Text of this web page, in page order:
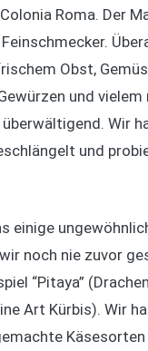
Roma. Der
Obst,
und vielem
Wir
und
einige
noch nie zuvor
“Pitaya”
Art Kürbis). Wir
Käsesorten